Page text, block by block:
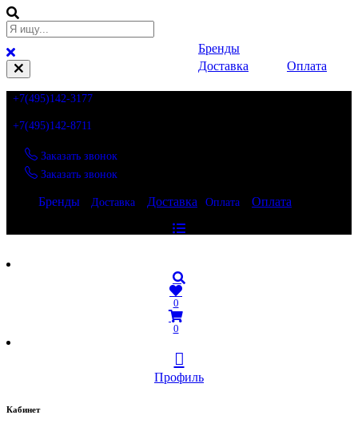
+7(495)142-3177
+7(495)142-8711
Заказать звонок
Заказать звонок
Бренды Доставка Доставка Оплата
Оплата
Бренды
Бренды
Доставка
Оплата
0
0
Профиль
Кабинет